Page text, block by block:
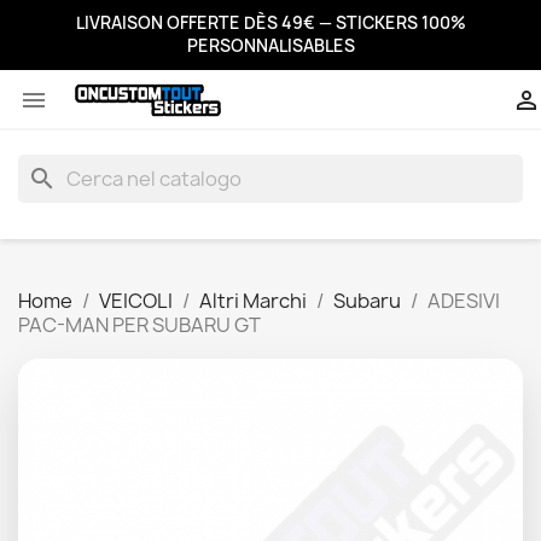
LIVRAISON OFFERTE DÈS 49€ — STICKERS 100%
PERSONNALISABLES
 
search
Home VEICOLI Altri Marchi Subaru
ADESIVI
PAC-MAN PER SUBARU GT